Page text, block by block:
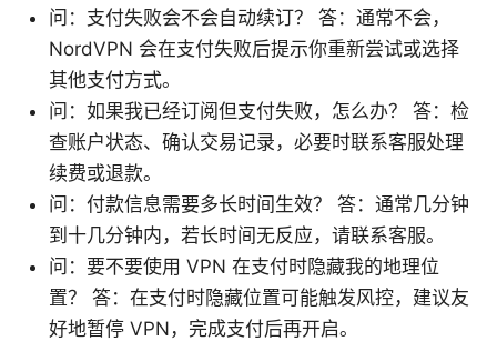
问：支付失败会不会自动续订？ 答：通常不会，
NordVPN 会在支付失败后提示你重新尝试或选择
其他支付方式。
问：如果我已经订阅但支付失败，怎么办？ 答：检
查账户状态、确认交易记录，必要时联系客服处理
续费或退款。
问：付款信息需要多长时间生效？ 答：通常几分钟
到十几分钟内，若长时间无反应，请联系客服。
问：要不要使用 VPN 在支付时隐藏我的地理位
置？ 答：在支付时隐藏位置可能触发风控，建议友
好地暂停 VPN，完成支付后再开启。